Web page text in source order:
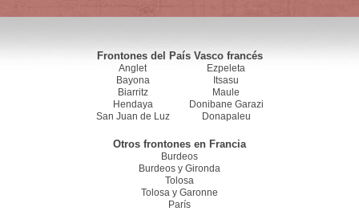
Frontones del País Vasco francés
Anglet
Bayona
Biarritz
Hendaya
San Juan de Luz
Ezpeleta
Itsasu
Maule
Donibane Garazi
Donapaleu
Otros frontones en Francia
Burdeos
Burdeos y Gironda
Tolosa
Tolosa y Garonne
París